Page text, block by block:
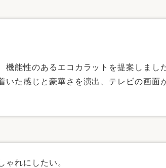
機能性のあるエコカラットを提案しまし
いた感じと豪華さを演出、テレビの画面
ゃれにしたい。